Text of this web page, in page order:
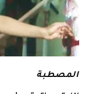
المصطبة